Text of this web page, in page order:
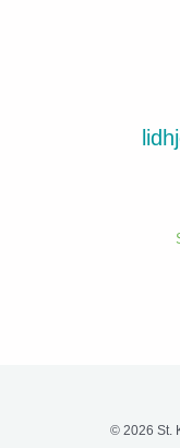
© 2026 St.